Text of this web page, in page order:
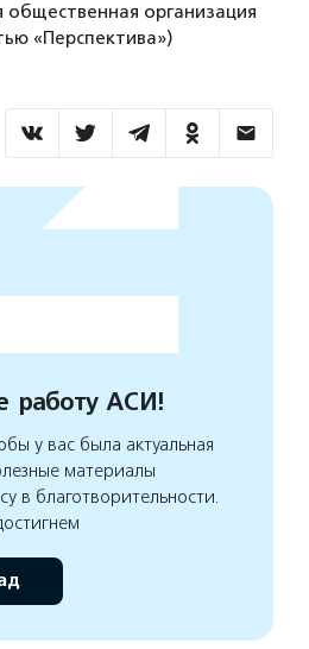
общественная организация
«Перспектива»)
работу АСИ!
у вас была актуальная
материалы
в благотворительности.